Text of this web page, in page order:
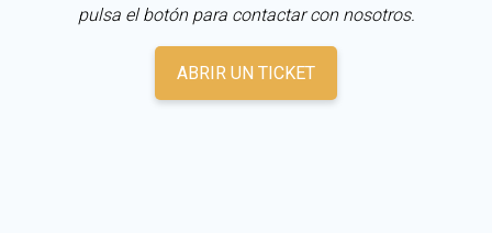
pulsa el botón para contactar con nosotros.
ABRIR UN TICKET